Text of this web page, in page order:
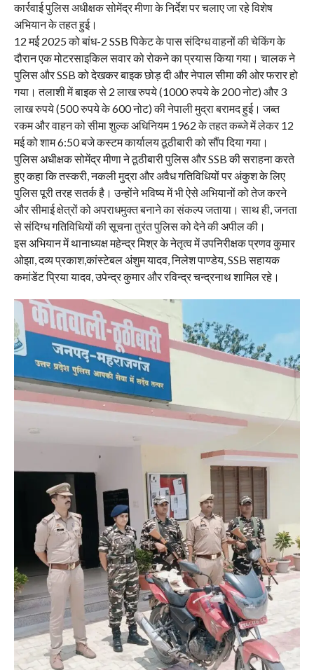
कार्रवाई पुलिस अधीक्षक सोमेंद्र मीणा के निर्देश पर चलाए जा रहे विशेष
अभियान के तहत हुई।
12 मई 2025 को बांध-2 SSB पिकेट के पास संदिग्ध वाहनों की चेकिंग के
दौरान एक मोटरसाइकिल सवार को रोकने का प्रयास किया गया। चालक ने
पुलिस और SSB को देखकर बाइक छोड़ दी और नेपाल सीमा की ओर फरार हो
गया। तलाशी में बाइक से 2 लाख रुपये (1000 रुपये के 200 नोट) और 3
लाख रुपये (500 रुपये के 600 नोट) की नेपाली मुद्रा बरामद हुई। जब्त
रकम और वाहन को सीमा शुल्क अधिनियम 1962 के तहत कब्जे में लेकर 12
मई को शाम 6:50 बजे कस्टम कार्यालय ठूठीबारी को सौंप दिया गया।
पुलिस अधीक्षक सोमेंद्र मीणा ने ठूठीबारी पुलिस और SSB की सराहना करते
हुए कहा कि तस्करी, नकली मुद्रा और अवैध गतिविधियों पर अंकुश के लिए
पुलिस पूरी तरह सतर्क है। उन्होंने भविष्य में भी ऐसे अभियानों को तेज करने
और सीमाई क्षेत्रों को अपराधमुक्त बनाने का संकल्प जताया। साथ ही, जनता
से संदिग्ध गतिविधियों की सूचना तुरंत पुलिस को देने की अपील की।
इस अभियान में थानाध्यक्ष महेन्द्र मिश्र के नेतृत्व में उपनिरीक्षक प्रणव कुमार
ओझा, दव्य प्रकाश,कांस्टेबल अंशुम यादव, निलेश पाण्डेय, SSB सहायक
कमांडेंट प्रिया यादव, उपेन्द्र कुमार और रविन्द्र चन्द्रनाथ शामिल रहे।